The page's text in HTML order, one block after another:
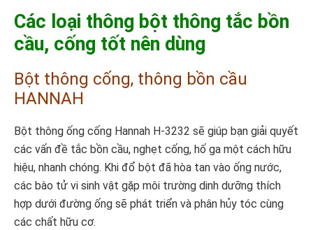
Các loại thông bột thông tắc bồn
cầu, cống tốt nên dùng
Bột thông cống, thông bồn cầu
HANNAH
Bột thông ống cống Hannah H-3232 sẽ giúp bạn giải quyết
các vấn đề tắc bồn cầu, nghẹt cống, hố ga một cách hữu
hiệu, nhanh chóng. Khi đổ bột đã hòa tan vào ống nước,
các bào tử vi sinh vật gặp môi trường dinh dưỡng thích
hợp dưới đường ống sẽ phát triển và phân hủy tóc cùng
các chất hữu cơ.